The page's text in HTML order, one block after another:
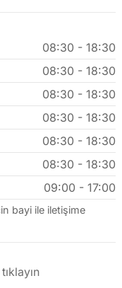
08:30 - 18:30
08:30 - 18:30
08:30 - 18:30
08:30 - 18:30
08:30 - 18:30
08:30 - 18:30
09:00 - 17:00
bayi ile iletişime